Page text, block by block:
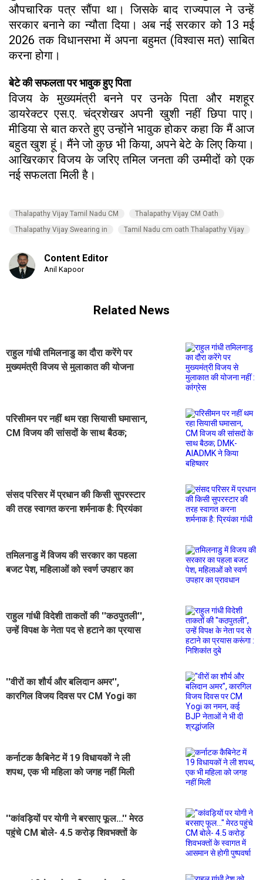
औपचारिक पत्र सौंपा था। जिसके बाद राज्यपाल ने उन्हें
सरकार बनाने का न्यौता दिया। अब नई सरकार को 13 मई
2026 तक विधानसभा में अपना बहुमत (विश्वास मत) साबित
करना होगा।
बेटे की सफलता पर भावुक हुए पिता
विजय के मुख्यमंत्री बनने पर उनके पिता और मशहूर
डायरेक्टर एस.ए. चंद्रशेखर अपनी खुशी नहीं छिपा पाए।
मीडिया से बात करते हुए उन्होंने भावुक होकर कहा कि मैं आज
बहुत खुश हूं। मैंने जो कुछ भी किया, अपने बेटे के लिए किया।
आखिरकार विजय के जरिए तमिल जनता की उम्मीदों को एक
नई सफलता मिली है।
Thalapathy Vijay Tamil Nadu CM
Thalapathy Vijay CM Oath
Thalapathy Vijay Swearing in
Tamil Nadu cm oath Thalapathy Vijay
Content Editor
Anil Kapoor
Related News
राहुल गांधी तमिलनाडु का दौरा करेंगे पर
मुख्यमंत्री विजय से मुलाकात की योजना
परिसीमन पर नहीं थम रहा सियासी घमासान,
CM विजय की सांसदों के साथ बैठक;
संसद परिसर में प्रधान की किसी सुपरस्टार
की तरह स्वागत करना शर्मनाक है: प्रियंका
तमिलनाडु में विजय की सरकार का पहला
बजट पेश, महिलाओं को स्वर्ण उपहार का
राहुल गांधी विदेशी ताकतों की ''कठपुतली'',
उन्हें विपक्ष के नेता पद से हटाने का प्रयास
''वीरों का शौर्य और बलिदान अमर'',
कारगिल विजय दिवस पर CM Yogi का
कर्नाटक कैबिनेट में 19 विधायकों ने ली
शपथ, एक भी महिला को जगह नहीं मिली
''कांवड़ियों पर योगी ने बरसाए फूल...'' मेरठ
पहुंचे CM बोले- 4.5 करोड़ शिवभक्तों के